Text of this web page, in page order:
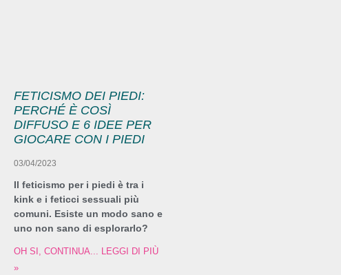
FETICISMO DEI PIEDI:
PERCHÉ È COSÌ
DIFFUSO E 6 IDEE PER
GIOCARE CON I PIEDI
03/04/2023
Il feticismo per i piedi è tra i
kink e i feticci sessuali più
comuni. Esiste un modo sano e
uno non sano di esplorarlo?
OH SI, CONTINUA... LEGGI DI PIÙ
»